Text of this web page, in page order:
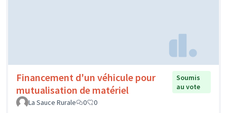
Financement d'un véhicule pour
mutualisation de matériel
Soumis
au vote
La Sauce Rurale
0 0